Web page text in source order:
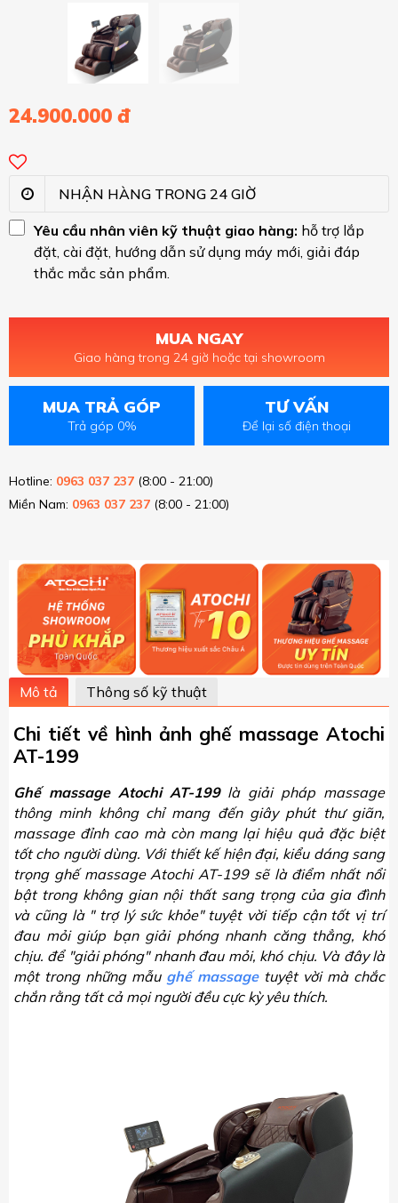
24.900.000 đ
NHẬN HÀNG TRONG 24 GIỜ
Yêu cầu nhân viên kỹ thuật giao hàng: hỗ trợ lắp
đặt, cài đặt, hướng dẫn sử dụng máy mới, giải đáp
thắc mắc sản phẩm.
MUA NGAY
Giao hàng trong 24 giờ hoặc tại showroom
MUA TRẢ GÓP
Trả góp 0%
TƯ VẤN
Để lại số điện thoại
Hotline: 0963 037 237 (8:00 - 21:00)
Miền Nam: 0963 037 237 (8:00 - 21:00)
Mô tả Thông số kỹ thuật
Chi tiết về hình ảnh ghế massage Atochi
AT-199
Ghế massage Atochi AT-199là giải pháp massage
thông minh không chỉ mang đến giây phút thư giãn,
massage đỉnh cao mà còn mang lại hiệu quả đặc biệt
tốt cho người dùng. Với thiết kế hiện đại, kiểu dáng sang
trọng ghế massage Atochi AT-199 sẽ là điểm nhất nổi
bật trong không gian nội thất sang trọng của gia đình
và cũng là " trợ lý sức khỏe" tuyệt vời tiếp cận tốt vị trí
đau mỏi giúp bạn giải phóng nhanh căng thẳng, khó
chịu. để "giải phóng" nhanh đau mỏi, khó chịu. Và đây là
một trong những mẫu ghế massagetuyệt vời mà chắc
chắn rằng tất cả mọi người đều cực kỳ yêu thích.